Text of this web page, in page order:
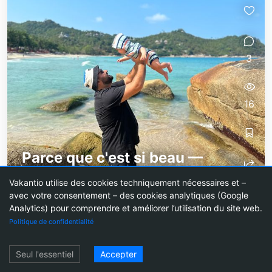
Parce que c'est si beau —
Nous avons en fait prolongé la location de notre
voiture d'un jour de plus. Explorer l'île est
tellement amusant que nous avons décidé de
3
16
Vakantio utilise des cookies techniquement nécessaires et –
avec votre consentement – des cookies analytiques (Google
Analytics) pour comprendre et améliorer l’utilisation du site web.
Politique de confidentialité
Seul l'essentiel Accepter